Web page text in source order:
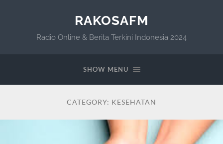
RAKOSAFM
Radio Online & Berita Terkini Indonesia 2024
SHOW MENU
CATEGORY: KESEHATAN